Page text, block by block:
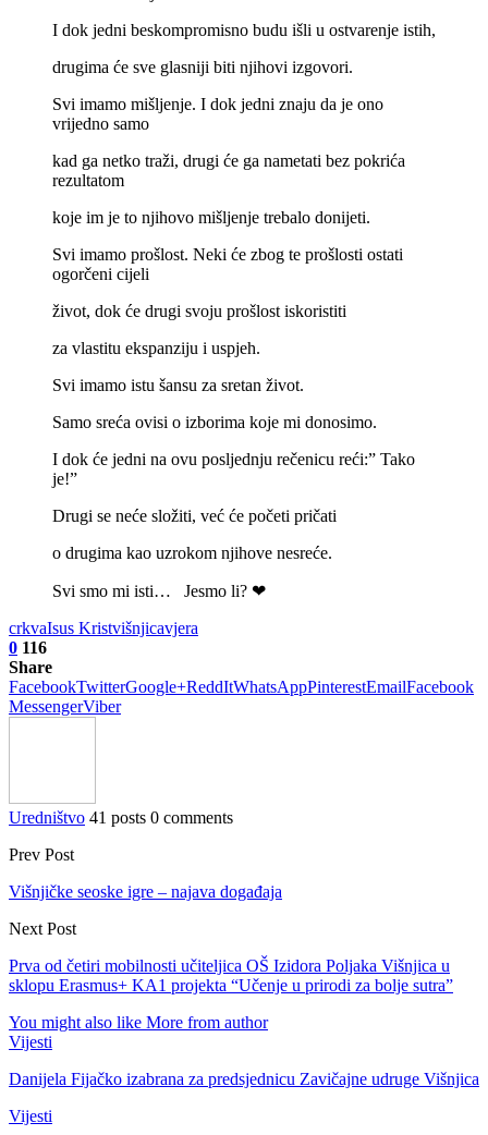
I dok jedni beskompromisno budu išli u ostvarenje istih,
drugima će sve glasniji biti njihovi izgovori.
Svi imamo mišljenje. I dok jedni znaju da je ono
vrijedno samo
kad ga netko traži, drugi će ga nametati bez pokrića
rezultatom
koje im je to njihovo mišljenje trebalo donijeti.
Svi imamo prošlost. Neki će zbog te prošlosti ostati
ogorčeni cijeli
život, dok će drugi svoju prošlost iskoristiti
za vlastitu ekspanziju i uspjeh.
Svi imamo istu šansu za sretan život.
Samo sreća ovisi o izborima koje mi donosimo.
I dok će jedni na ovu posljednju rečenicu reći:” Tako
je!”
Drugi se neće složiti, već će početi pričati
o drugima kao uzrokom njihove nesreće.
Svi smo mi isti… Jesmo li? ❤
crkvaIsus Kristvišnjicavjera
0 116
Share
FacebookTwitterGoogle+ReddItWhatsAppPinterestEmailFacebook
MessengerViber
Uredništvo 41 posts 0 comments
Prev Post
Višnjičke seoske igre – najava događaja
Next Post
Prva od četiri mobilnosti učiteljica OŠ Izidora Poljaka Višnjica u
sklopu Erasmus+ KA1 projekta “Učenje u prirodi za bolje sutra”
You might also like More from author
Vijesti
Danijela Fijačko izabrana za predsjednicu Zavičajne udruge Višnjica
Vijesti